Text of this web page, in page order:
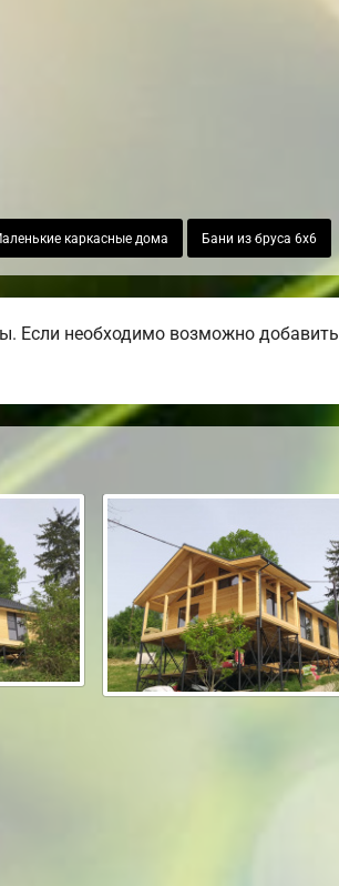
каркасные дома Бани из бруса 6х6
Если необходимо возможно добавить